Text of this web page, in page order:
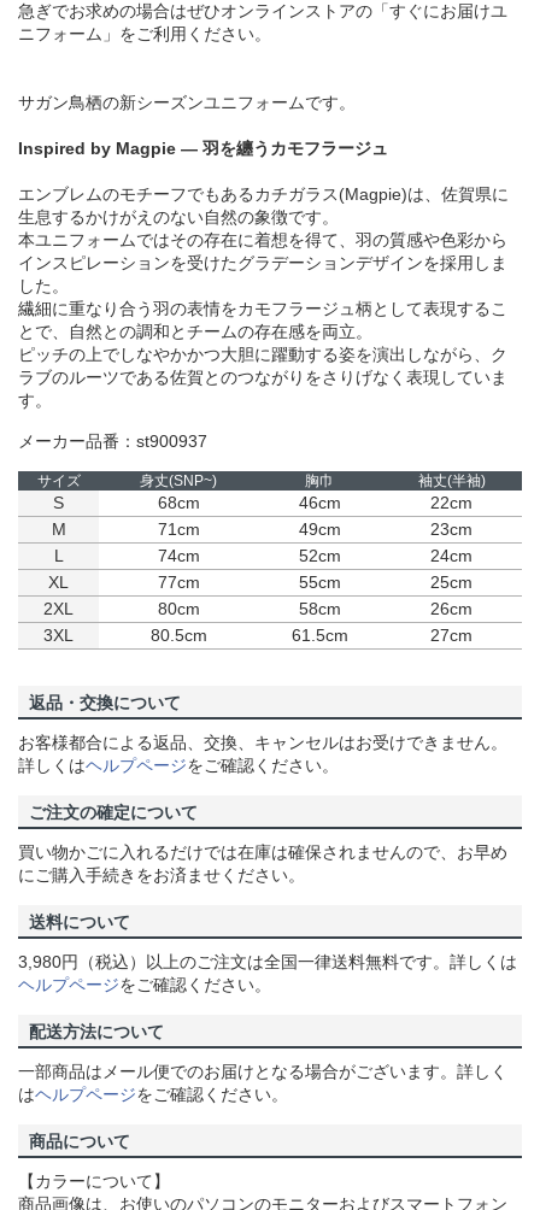
急ぎでお求めの場合はぜひオンラインストアの「すぐにお届けユ
ニフォーム」をご利用ください。
サガン鳥栖の新シーズンユニフォームです。
Inspired by Magpie ― 羽を纏うカモフラージュ
エンブレムのモチーフでもあるカチガラス(Magpie)は、佐賀県に
生息するかけがえのない自然の象徴です。
本ユニフォームではその存在に着想を得て、羽の質感や色彩から
インスピレーションを受けたグラデーションデザインを採用しま
した。
繊細に重なり合う羽の表情をカモフラージュ柄として表現するこ
とで、自然との調和とチームの存在感を両立。
ピッチの上でしなやかかつ大胆に躍動する姿を演出しながら、ク
ラブのルーツである佐賀とのつながりをさりげなく表現していま
す。
メーカー品番：st900937
サイズ 身丈(SNP~) 胸巾 袖丈(半袖)
S 68cm 46cm
22cm
M
71cm 49cm
23cm
L
74cm 52cm
24cm
XL
77cm 55cm
25cm
2XL
80cm 58cm
26cm
3XL
80.5cm 61.5cm 27cm
返品・交換について
お客様都合による返品、交換、キャンセルはお受けできません。
詳しくはヘルプページをご確認ください。
ご注文の確定について
買い物かごに入れるだけでは在庫は確保されませんので、お早め
にご購入手続きをお済ませください。
送料について
3,980円（税込）以上のご注文は全国一律送料無料です。詳しくは
ヘルプページをご確認ください。
配送方法について
一部商品はメール便でのお届けとなる場合がございます。詳しく
はヘルプページをご確認ください。
商品について
【カラーについて】
商品画像は、お使いのパソコンのモニターおよびスマートフォン